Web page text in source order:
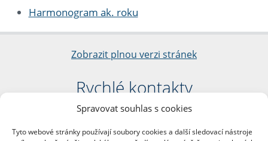
Spravovat souhlas s cookies
Tyto webové stránky používají soubory cookies a další sledovací nástroje
Harmonogram ak. roku
Zobrazit plnou verzi stránek
Rychlé kontakty
Filozofická fakulta
nám. Jana Palacha 1/2